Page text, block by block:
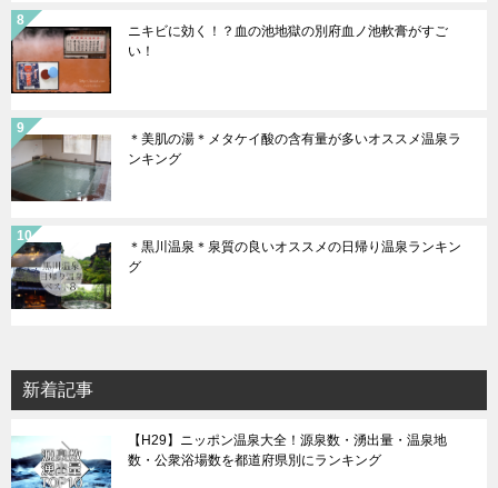
ニキビに効く！？血の池地獄の別府血ノ池軟膏がすご
い！
＊美肌の湯＊メタケイ酸の含有量が多いオススメ温泉ラ
ンキング
＊黒川温泉＊泉質の良いオススメの日帰り温泉ランキン
グ
新着記事
【H29】ニッポン温泉大全！源泉数・湧出量・温泉地
数・公衆浴場数を都道府県別にランキング